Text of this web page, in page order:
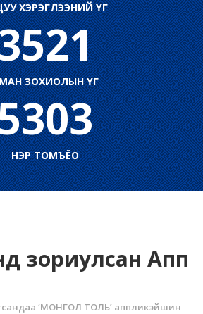
ХЭРЭГЛЭЭНИЙ ҮГ
ЗОХИОЛЫН ҮГ
НЭР ТОМЪЁО
зориулсан Апп
‘МОНГОЛ ТОЛЬ’ аппликэйшин